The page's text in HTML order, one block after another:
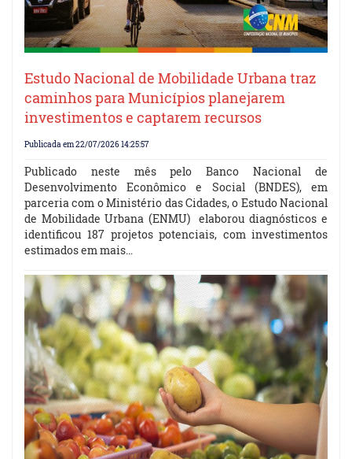
Estudo Nacional de Mobilidade Urbana traz
caminhos para Municípios planejarem
investimentos e captarem recursos
Publicada em 22/07/2026 14:25:57
Publicado neste mês pelo Banco Nacional de
Desenvolvimento Econômico e Social (BNDES), em
parceria com o Ministério das Cidades, o Estudo Nacional
de Mobilidade Urbana (ENMU) elaborou diagnósticos e
identificou 187 projetos potenciais, com investimentos
estimados em mais…